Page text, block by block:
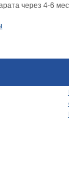
через 4-6